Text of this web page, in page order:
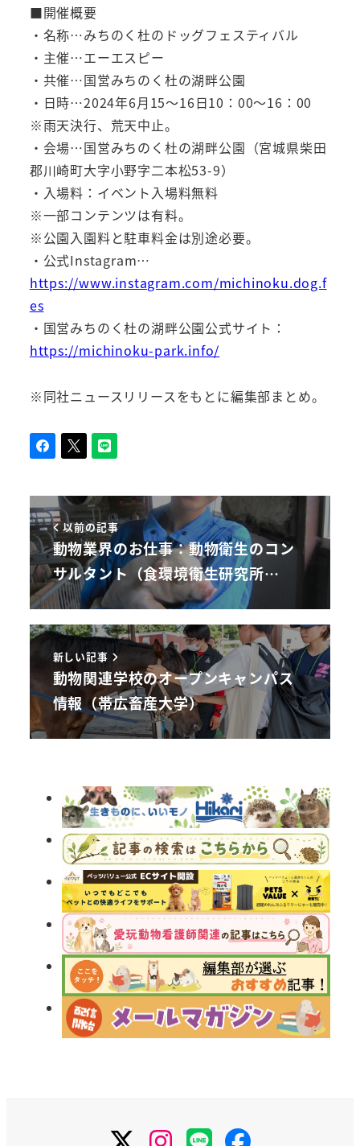
■開催概要
・名称…みちのく杜のドッグフェスティバル
・主催…エーエスピー
・共催…国営みちのく杜の湖畔公園
・日時…2024年6月15～16日10：00～16：00
※雨天決行、荒天中止。
・会場…国営みちのく杜の湖畔公園（宮城県柴田
郡川崎町大字小野字二本松53-9）
・入場料：イベント入場料無料
※一部コンテンツは有料。
※公園入園料と駐車料金は別途必要。
・公式Instagram…
https://www.instagram.com/michinoku.dog.f
es
・国営みちのく杜の湖畔公園公式サイト：
https://michinoku-park.info/
※同社ニュースリリースをもとに編集部まとめ。
以前の記事
動物業界のお仕事：動物衛生のコン
サルタント（食環境衛生研究所…
新しい記事
動物関連学校のオープンキャンパス
情報（帯広畜産大学）
Instagram
LINE Facebook